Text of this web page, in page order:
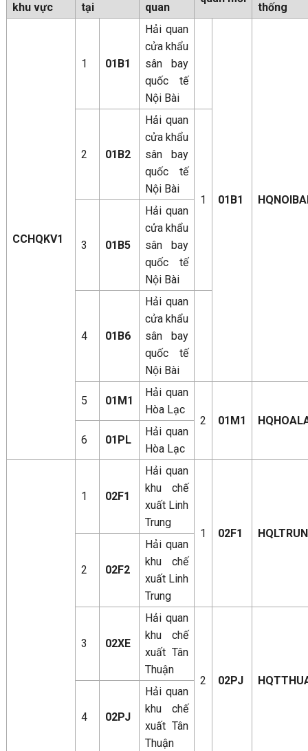
khu vực tại quan thống
CCHQKV1
1 01B1
Hải quan
cửa khẩu
sân bay
quốc tế
Nội Bài
01B1
2 01B2
Hải quan
cửa khẩu
sân bay
quốc tế
Nội Bài
1
3 01B5
Hải quan
cửa khẩu
sân bay
quốc tế
Nội Bài
4 01B6
Hải quan
cửa khẩu
sân bay
quốc tế
Nội Bài
5 01M1
Hải quan
Hòa Lạc
2
01M1
6
01PL
Hải quan
Hòa Lạc
1 02F1
Hải quan
khu chế
xuất Linh
Trung
1
02F1
2 02F2
Hải quan
khu chế
xuất Linh
Trung
3 02XE
Hải quan
khu chế
xuất Tân
Thuận
2
02PJ
4 02PJ
Hải quan
khu chế
xuất Tân
Thuận